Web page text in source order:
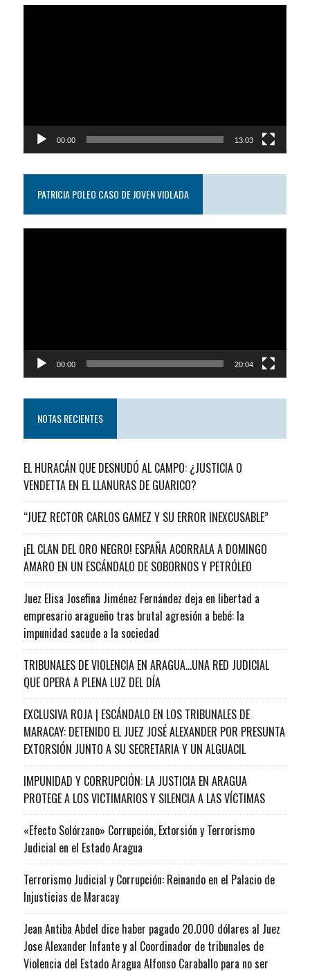
00:00 13:03
PATRICIA POLEO CASO DE JOVEN VIOLADA
00:00 20:04
NOTAS RECIENTES
EL HURACÁN QUE DESNUDÓ AL CAMPO: ¿JUSTICIA O
VENDETTA EN EL LLANURAS DE GUARICO?
“JUEZ RECTOR CARLOS GAMEZ Y SU ERROR INEXCUSABLE”
¡EL CLAN DEL ORO NEGRO! ESPAÑA ACORRALA A DOMINGO
AMARO EN UN ESCÁNDALO DE SOBORNOS Y PETRÓLEO
Juez Elisa Josefina Jiménez Fernández deja en libertad a
empresario aragueño tras brutal agresión a bebé: la
impunidad sacude a la sociedad
TRIBUNALES DE VIOLENCIA EN ARAGUA…UNA RED JUDICIAL
QUE OPERA A PLENA LUZ DEL DÍA
EXCLUSIVA ROJA | ESCÁNDALO EN LOS TRIBUNALES DE
MARACAY: DETENIDO EL JUEZ JOSÉ ALEXANDER POR PRESUNTA
EXTORSIÓN JUNTO A SU SECRETARIA Y UN ALGUACIL
IMPUNIDAD Y CORRUPCIÓN: LA JUSTICIA EN ARAGUA
PROTEGE A LOS VICTIMARIOS Y SILENCIA A LAS VÍCTIMAS
«Efecto Solórzano» Corrupción, Extorsión y Terrorismo
Judicial en el Estado Aragua
Terrorismo Judicial y Corrupción: Reinando en el Palacio de
Injusticias de Maracay
Jean Antiba Abdel dice haber pagado 20.000 dólares al Juez
Jose Alexander Infante y al Coordinador de tribunales de
Violencia del Estado Aragua Alfonso Caraballo para no ser